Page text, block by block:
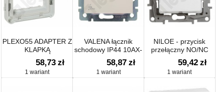
PLEXO55 ADAPTER Z
KLAPKĄ
PRZYCIEMNIONĄ DO
MECHANIZMÓW
MOSAIC
58,73 zł
1 wariant
VALENA łącznik
schodowy IP44 10AX-
250~
58,87 zł
1 wariant
NILOE - przycisk
przełączny NO/NC
podświetlany z
uchwytem etykiety
59,42 zł
1 wariant